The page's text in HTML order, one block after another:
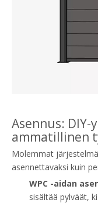
Asennus:
ammatillinen
Molemmat
asennettavaksi kuin
WPC -aidan
sisältää pylväät,